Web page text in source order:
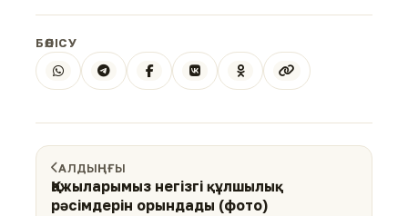
БӨЛІСУ
АЛДЫҢҒЫ
Қажыларымыз негізгі құлшылық
рәсімдерін орындады (фото)